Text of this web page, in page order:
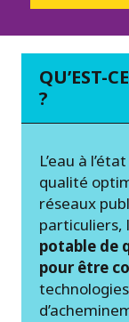
QU’EST-
?
L’eau à
qualité
réseaux
particuliers,
potable de
pour être